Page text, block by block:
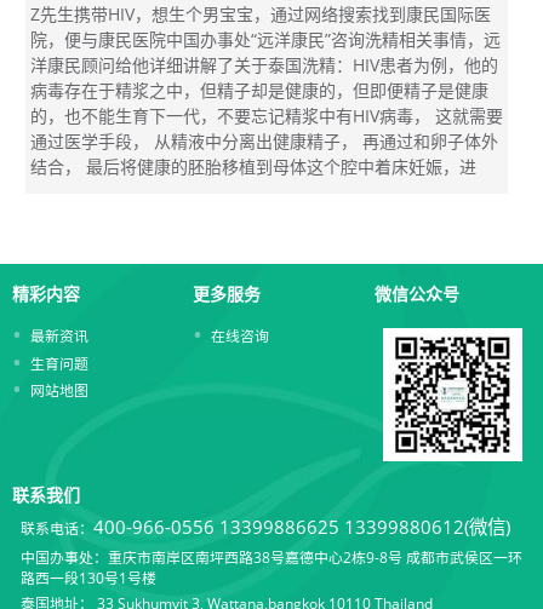
Z先生携带HIV，想生个男宝宝，通过网络搜索找到康民国际医
院，便与康民医院中国办事处“远洋康民”咨询洗精相关事情，远
洋康民顾问给他详细讲解了关于泰国洗精：HIV患者为例，他的
病毒存在于精浆之中，但精子却是健康的，但即便精子是健康
的，也不能生育下一代，不要忘记精浆中有HIV病毒， 这就需要
通过医学手段， 从精液中分离出健康精子， 再通过和卵子体外
结合， 最后将健康的胚胎移植到母体这个腔中着床妊娠，进
精彩内容
最新资讯
生育问题
网站地图
更多服务
在线咨询
微信公众号
联系我们
联系电话： 400-966-0556 13399886625 13399880612(微信)
中国办事处：重庆市南岸区南坪西路38号嘉德中心2栋9-8号 成都市武侯区一环
路西一段130号1号楼
泰国地址： 33 Sukhumvit 3, Wattana,bangkok 10110 Thailand